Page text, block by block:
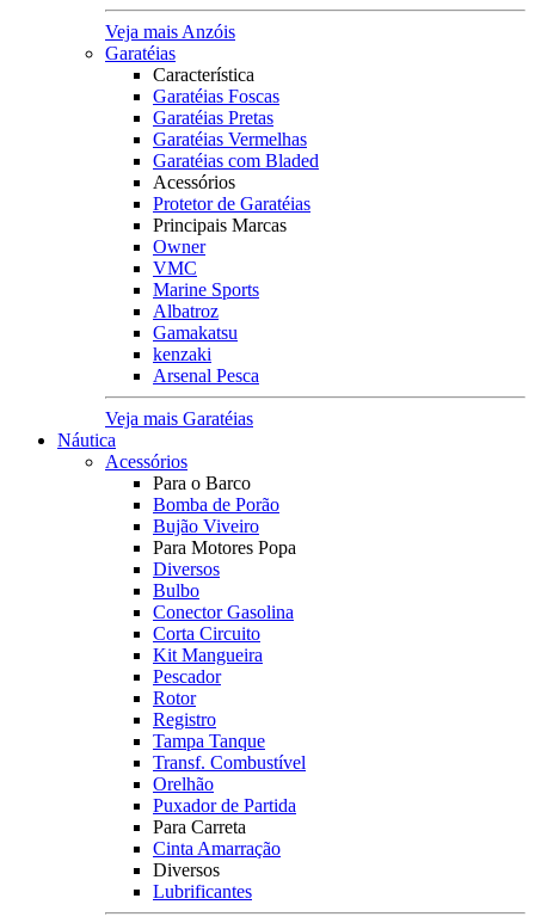
Veja mais Anzóis
Garatéias
Característica
Garatéias Foscas
Garatéias Pretas
Garatéias Vermelhas
Garatéias com Bladed
Acessórios
Protetor de Garatéias
Principais Marcas
Owner
VMC
Marine Sports
Albatroz
Gamakatsu
kenzaki
Arsenal Pesca
Veja mais Garatéias
Náutica
Acessórios
Para o Barco
Bomba de Porão
Bujão Viveiro
Para Motores Popa
Diversos
Bulbo
Conector Gasolina
Corta Circuito
Kit Mangueira
Pescador
Rotor
Registro
Tampa Tanque
Transf. Combustível
Orelhão
Puxador de Partida
Para Carreta
Cinta Amarração
Diversos
Lubrificantes